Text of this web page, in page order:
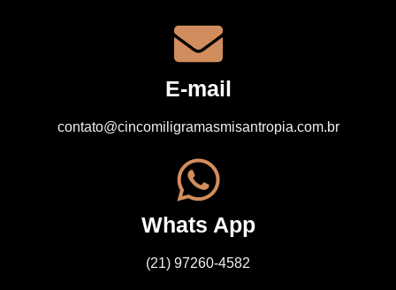
E-mail
contato@cincomiligramasmisantropia.com.br
Whats App
(21) 97260-4582